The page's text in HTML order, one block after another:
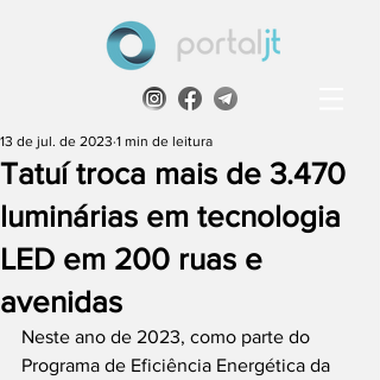
Tatuí troca mais de 3.470
luminárias em tecnologia
LED em 200 ruas e
avenidas
13 de jul. de 2023 1 min de leitura
Neste ano de 2023, como parte do
Programa de Eficiência Energética da